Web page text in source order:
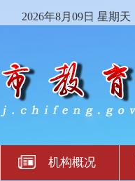
2026年8月09日 星期天
机构概况